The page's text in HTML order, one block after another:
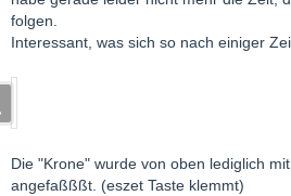
folgen.
Interessant, was sich so nach einiger
Die "Krone" wurde von oben lediglich
angefaßßßt. (eszet Taste klemmt)